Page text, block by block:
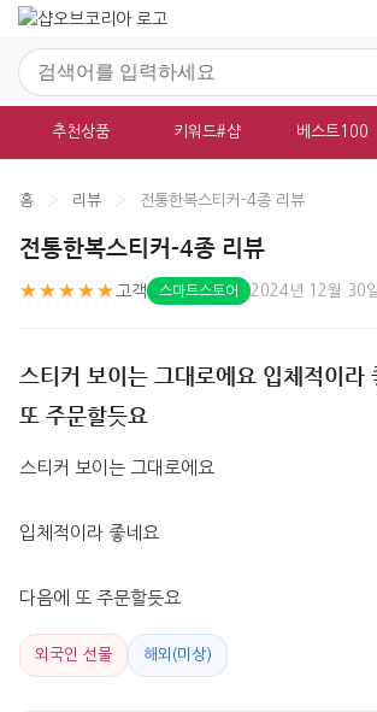
추천상품 키워드#샵 베스트100
홈 › 리뷰 › 전통한복스티커-4종 리뷰
전통한복스티커-4종 리뷰
★★★★★ 고객 스마트스토어 2024년 12월 30일
스티커 보이는 그대로에요 입체적이라
또 주문할듯요
스티커 보이는 그대로에요
입체적이라 좋네요
다음에 또 주문할듯요
외국인 선물 해외(미상)